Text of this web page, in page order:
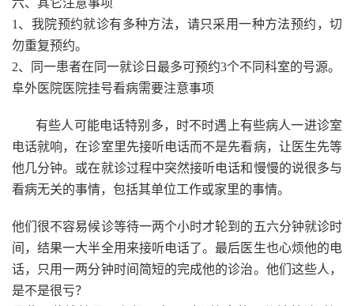
1、我院预约就诊有多种方法，请只采用一种方法预约，切
勿重复预约。
2、同一患者在同一就诊日最多可预约3个不同科室的号源。
阜外医院医院挂号看病需要注意事项
有些人可能电话特别多，时不时遇上有些病人一进诊室
电话就响，在诊室里先接听电话而不是先看病，让医生先等
他几分钟。或在就诊过程中突然接听电话和慢慢的说很多与
看病无关的事情，包括其单位工作或家里的事情。
他们很不容易候诊等待一两个小时才轮到的五六分钟就诊时
间，结果一大半全用来接听电话了。最后医生也心烦他的电
话，只用一两分钟时间简短的完成他的诊治。他们这些人，
是不是很亏？